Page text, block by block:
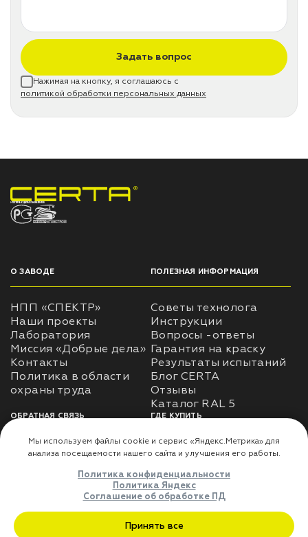
Задать вопрос
Нажимая на кнопку, я соглашаюсь с
политикой обработки персональных данных
НПП «СПЕКТР» ЗАВОД ЛАКОКРАСОЧНЫХ МАТЕРИАЛОВ
О ЗАВОДЕ
НПП «СПЕКТР»
Наши проекты
Лаборатория
Миссия «Добрые дела»
Контакты
Политика в области
ПОЛЕЗНАЯ ИНФОРМАЦИЯ
Советы технолога
Инструкции
Вопросы -ответы
Гарантия на краску
Результаты испытаний
Блог CERTA
Отзывы
Каталог RAL 5
ОБРАТНАЯ СВЯЗЬ
Использование
использования личных
Оферта
ГДЕ КУПИТЬ
Доставка
Где купить
ДЛЯ ПАРТНЁРОВ